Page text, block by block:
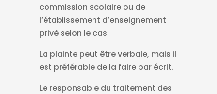
commission scolaire ou de
l’établissement d’enseignement
privé selon le cas.
La plainte peut être verbale, mais il
est préférable de la faire par écrit.
Le responsable du traitement des